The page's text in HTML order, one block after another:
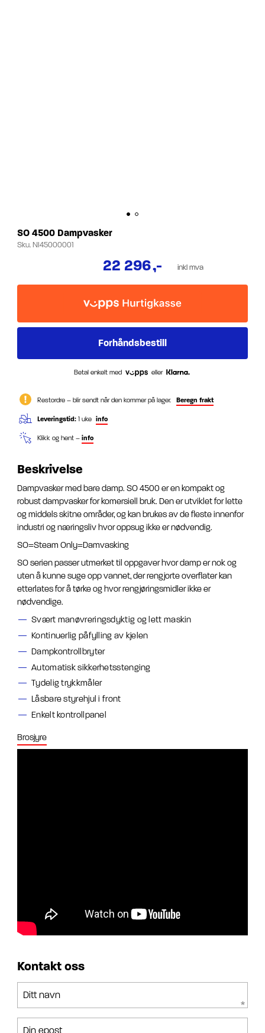
SO 4500 Dampvasker
Sku.NI45000001
22 296,- inkl mva
Betal enkelt med eller
Restordre – blir sendt når den kommer på lager. Beregn frakt
Leveringstid: 1 uke info
Klikk og hent – info
Beskrivelse
Dampvasker med bare damp. SO 4500 er en kompakt og
robust dampvasker for komersiell bruk. Den er utviklet for lette
og middels skitne områder, og kan brukes av de fleste innenfor
industri og næringsliv hvor oppsug ikke er nødvendig.
SO=Steam Only=Damvasking
SO serien passer utmerket til oppgaver hvor damp er nok og
uten å kunne suge opp vannet, der rengjorte overflater kan
etterlates for å tørke og hvor rengjøringsmidler ikke er
nødvendige.
Svært manøvreringsdyktig og lett maskin
Kontinuerlig påfylling av kjelen
Dampkontrollbryter
Automatisk sikkerhetsstenging
Tydelig trykkmåler
Låsbare styrehjul i front
Enkelt kontrollpanel
Brosjyre
Kontakt oss
Ditt navn
Din epost